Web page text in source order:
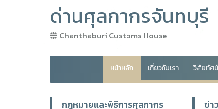
ด่านศุลกากรจันทบุรี
Chanthaburi Customs House
หน้าหลัก เกี่ยวกับเรา วิสัยทัศ
กฎหมายและพิธีการศุลกากร ข่า